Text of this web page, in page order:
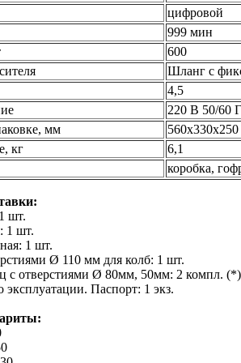
цифровой
999 мин
600
Шланг с
4,5
220 В 50/60
мм
560х330х250
кг
6,1
коробка,
шт.
1 шт.
1 шт.
Ø 110 мм для колб: 1 шт.
с отверстиями Ø 80мм, 50мм: 2 компл. (*)
эксплуатации. Паспорт: 1 экз.